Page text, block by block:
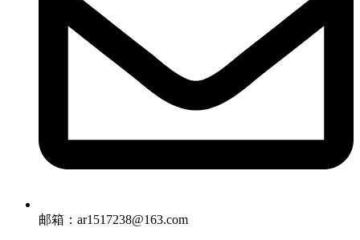
邮箱：ar1517238@163.com